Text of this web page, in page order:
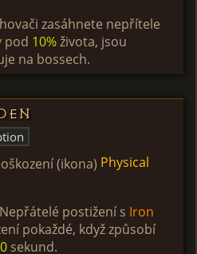
zasáhnete nepřítele
pod 10%života, jsou
na bossech.
Physical
postižení s Iron
pokaždé, když způsobí
sekund.